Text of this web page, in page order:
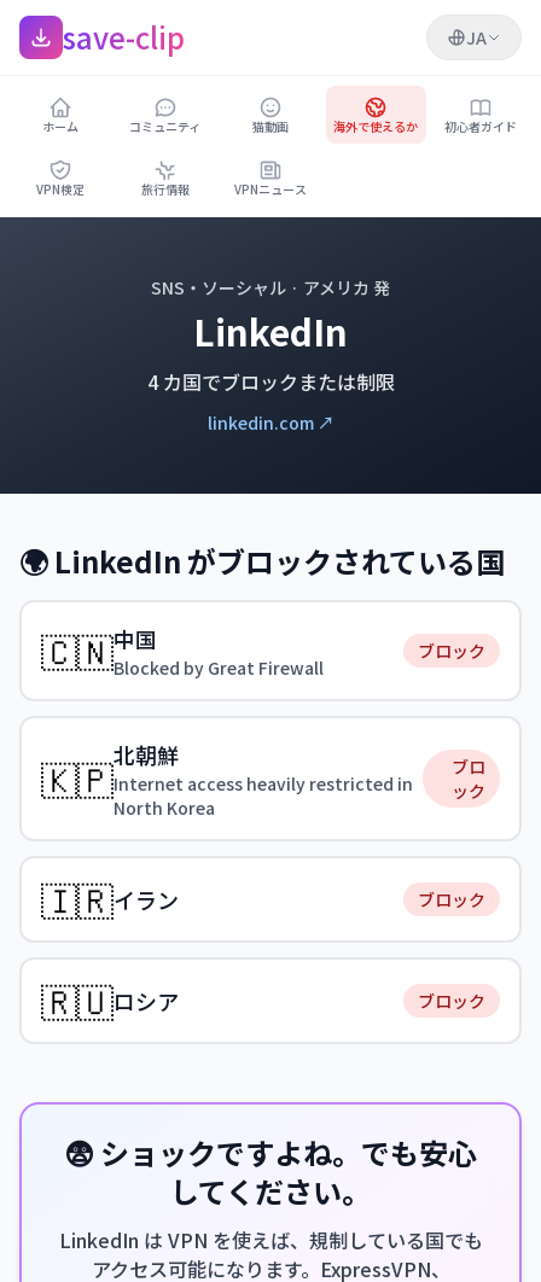
save-clip JA
ホーム コミュニティ 猫動画 海外で使えるか 初心者ガイド
VPN検定 旅行情報 VPNニュース
SNS・ソーシャル · アメリカ 発
LinkedIn
4 カ国でブロックまたは制限
linkedin.com ↗
🌍 LinkedIn がブロックされている国
🇨🇳中国
Blocked by Great Firewall
ブロック
🇰🇵北朝鮮
Internet access heavily restricted in
North Korea
ブロ
ック
🇮🇷イラン ブロック
🇷🇺ロシア ブロック
😨 ショックですよね。でも安心
してください。
LinkedIn は VPN を使えば、規制している国でも
アクセス可能になります。ExpressVPN、